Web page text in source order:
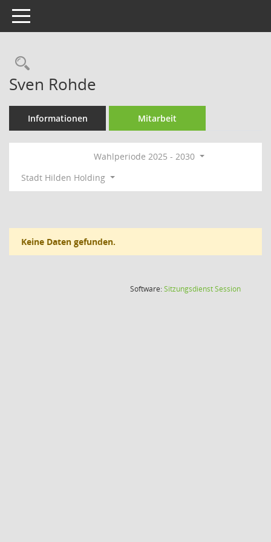
Toggle navigation
Rechercheauswahl
Sven Rohde
Informationen Mitarbeit
Wahlperiode 2025 - 2030
Stadt Hilden Holding
Keine Daten gefunden.
Software:SitzungsdienstSession(Wird in